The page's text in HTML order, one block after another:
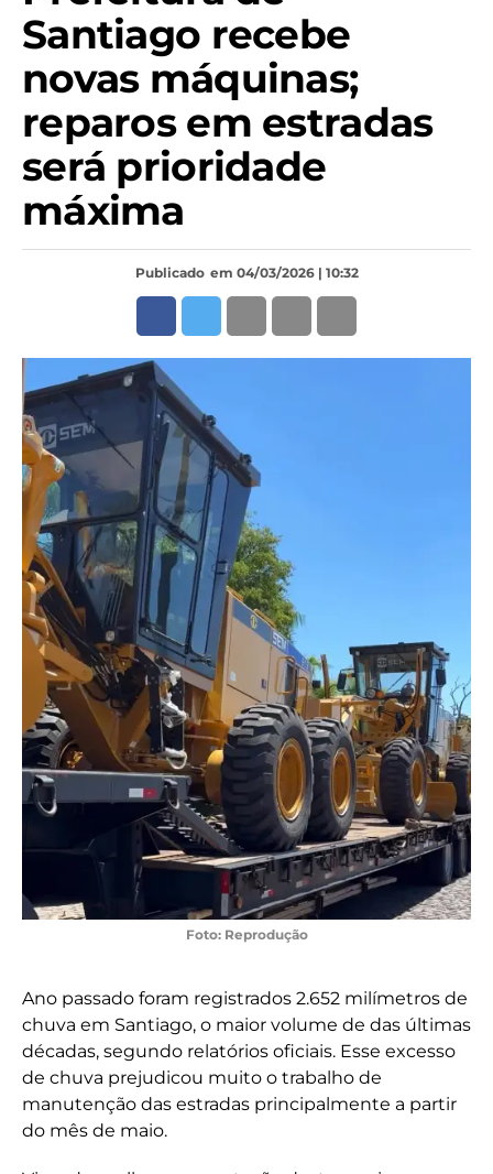
Santiago recebe
novas máquinas;
reparos em estradas
será prioridade
máxima
Publicado em 04/03/2026 | 10:32
Foto: Reprodução
Ano passado foram registrados 2.652 milímetros de
chuva em Santiago, o maior volume de das últimas
décadas, segundo relatórios oficiais. Esse excesso
de chuva prejudicou muito o trabalho de
manutenção das estradas principalmente a partir
do mês de maio.